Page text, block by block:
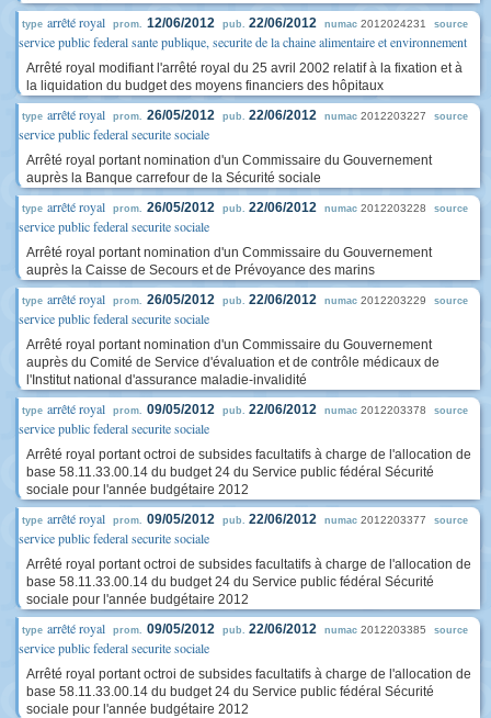
type arrêté royal prom. 12/06/2012 pub. 22/06/2012 numac 2012024231 source
service public federal sante publique, securite de la chaine alimentaire et environnement
Arrêté royal modifiant l'arrêté royal du 25 avril 2002 relatif à la fixation et à
la liquidation du budget des moyens financiers des hôpitaux
type arrêté royal prom. 26/05/2012 pub. 22/06/2012 numac 2012203227 source
service public federal securite sociale
Arrêté royal portant nomination d'un Commissaire du Gouvernement
auprès la Banque carrefour de la Sécurité sociale
type arrêté royal prom. 26/05/2012 pub. 22/06/2012 numac 2012203228 source
service public federal securite sociale
Arrêté royal portant nomination d'un Commissaire du Gouvernement
auprès la Caisse de Secours et de Prévoyance des marins
type arrêté royal prom. 26/05/2012 pub. 22/06/2012 numac 2012203229 source
service public federal securite sociale
Arrêté royal portant nomination d'un Commissaire du Gouvernement
auprès du Comité de Service d'évaluation et de contrôle médicaux de
l'Institut national d'assurance maladie-invalidité
type arrêté royal prom. 09/05/2012 pub. 22/06/2012 numac 2012203378 source
service public federal securite sociale
Arrêté royal portant octroi de subsides facultatifs à charge de l'allocation de
base 58.11.33.00.14 du budget 24 du Service public fédéral Sécurité
sociale pour l'année budgétaire 2012
type arrêté royal prom. 09/05/2012 pub. 22/06/2012 numac 2012203377 source
service public federal securite sociale
Arrêté royal portant octroi de subsides facultatifs à charge de l'allocation de
base 58.11.33.00.14 du budget 24 du Service public fédéral Sécurité
sociale pour l'année budgétaire 2012
type arrêté royal prom. 09/05/2012 pub. 22/06/2012 numac 2012203385 source
service public federal securite sociale
Arrêté royal portant octroi de subsides facultatifs à charge de l'allocation de
base 58.11.33.00.14 du budget 24 du Service public fédéral Sécurité
sociale pour l'année budgétaire 2012